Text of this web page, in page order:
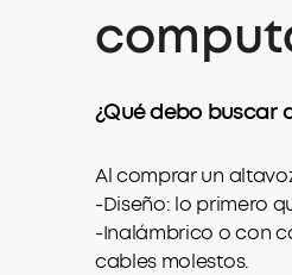
¿Qué debo
Al comprar un
-Diseño: lo primero
-Inalámbrico o con
cables molestos.